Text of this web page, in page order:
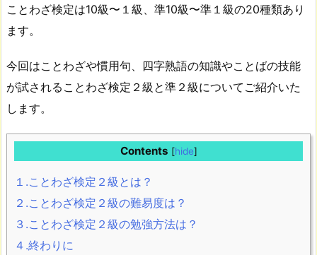
ことわざ検定は10級〜１級、準10級〜準１級の20種類あり
ます。
今回はことわざや慣用句、四字熟語の知識やことばの技能
が試されることわざ検定２級と準２級についてご紹介いた
します。
Contents [hide]
１.ことわざ検定２級とは？
２.ことわざ検定２級の難易度は？
３.ことわざ検定２級の勉強方法は？
４.終わりに